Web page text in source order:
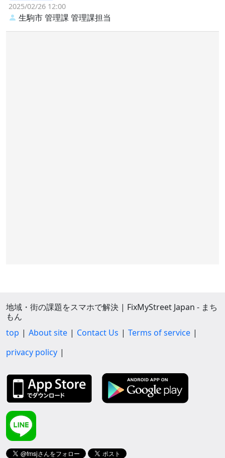
2025/02/26 12:00
生駒市 管理課 管理課担当
地域・街の課題をスマホで解決 | FixMyStreet Japan - まち
もん
top
About site Contact Us
Terms of service
privacy policy